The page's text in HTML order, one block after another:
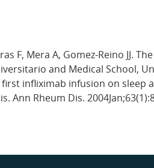
F, Mera A, Gomez-Reino JJ.
and Medical School,
first infliximab infusion on sleep
Ann Rheum Dis.